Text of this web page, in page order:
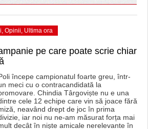
, Opinii, Ultima ora
pe care poate scrie chiar
începe campionatul foarte greu, într-
meci cu o contracandidată la
Chindia Târgoviște nu e una
cele 12 echipe care vin să joace fără
neavând drept de joc în prima
iar noi nu ne-am măsurat forța mai
decât în niște amicale nerelevante în